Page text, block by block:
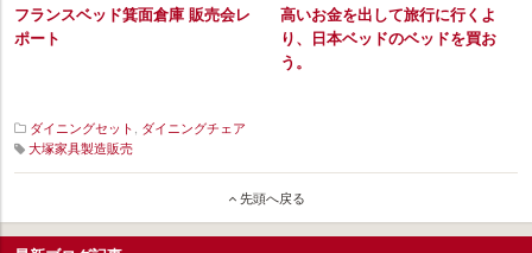
フランスベッド箕面倉庫 販売会レ
ポート
高いお金を出して旅行に行くよ
り、日本ベッドのベッドを買お
う。
ダイニングセット ダイニングチェア
大塚家具製造販売
テ
リ
先頭へ戻る